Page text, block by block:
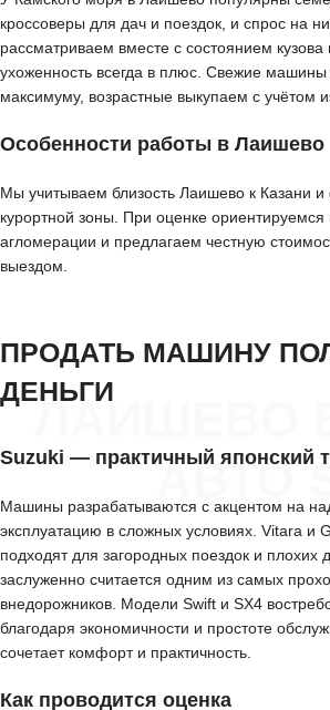
кроссоверы для дач и поездок, и спрос на
рассматриваем вместе с состоянием
ухоженность всегда в плюс. Свежие
максимуму, возрастные выкупаем с учётом
Особенности работы в Лаишево
Мы учитываем близость Лаишево к Казани и
курортной зоны. При оценке
агломерации и предлагаем честную
выездом.
ЛАИШЕВО
АВТО
ПРОДАТЬ МАШИНУ
ДЕНЬГИ
Suzuki — практичный японский
Машины разрабатываются с акцентом на
эксплуатацию в сложных условиях. Vitara и
подходят для загородных поездок и плохих
заслуженно считается одним из самых
внедорожников. Модели Swift и SX4
благодаря экономичности и простоте
сочетает комфорт и практичность.
Как проводится оценка